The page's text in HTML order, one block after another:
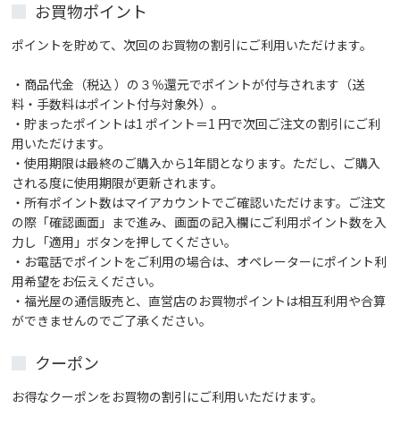
お買物ポイント
ポイントを貯めて、次回のお買物の割引にご利用いただけます。
・商品代金（税込 ）の３％還元でポイントが付与されます（送
料・手数料はポイント付与対象外）。
・貯まったポイントは1 ポイント＝1 円で次回ご注文の割引にご利
用いただけます。
・使用期限は最終のご購入から1年間となります。ただし、ご購入
される度に使用期限が更新されます。
・所有ポイント数はマイアカウントでご確認いただけます。ご注文
の際「確認画面」まで進み、画面の記入欄にご利用ポイント数を入
力し「適用」ボタンを押してください。
・お電話でポイントをご利用の場合は、オペレーターにポイント利
用希望をお伝えください。
・福光屋の通信販売と、直営店のお買物ポイントは相互利用や合算
ができませんのでご了承ください。
クーポン
お得なクーポンをお買物の割引にご利用いただけます。